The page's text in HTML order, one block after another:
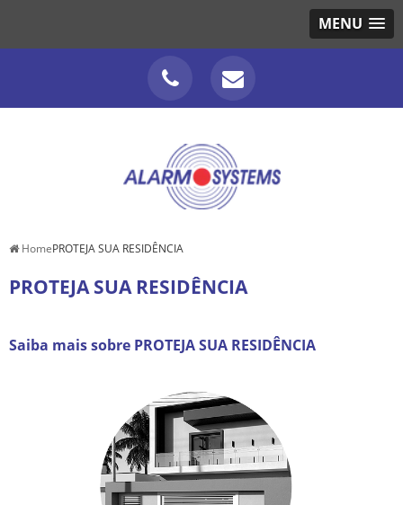
MENU
HomePROTEJA SUA RESIDÊNCIA
PROTEJA SUA RESIDÊNCIA
Saiba mais sobre PROTEJA SUA RESIDÊNCIA